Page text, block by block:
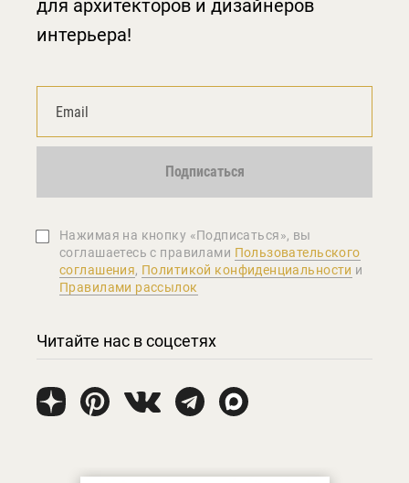
для архитекторов и дизайнеров
интерьера!
Подписаться
Нажимая на кнопку «Подписаться», вы
соглашаетеcь с правилами Пользовательского
соглашения, Политикой конфиденциальности и
Правилами рассылок
Читайте нас в соцсетях